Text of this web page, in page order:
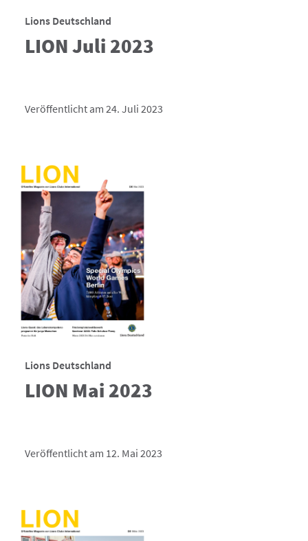
Lions Deutschland
LION Juli 2023
Veröffentlicht am 24. Juli 2023
Lions Deutschland
LION Mai 2023
Veröffentlicht am 12. Mai 2023